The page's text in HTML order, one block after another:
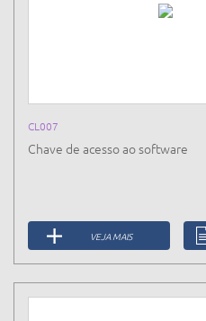
CL007
Chave de acesso ao software
VEJA MAIS